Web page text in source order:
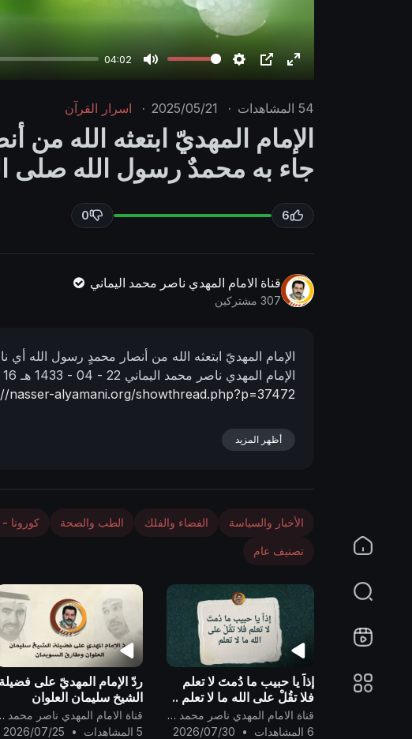
04:02
M
e
S
t
n
P
E
e
r
f
u
l
c
r
e
n
54 المشاهدات ·
2025/05/21
· اسرار القرآن
الإمام المهديّ ابتعثه الله
جاء به محمدٌ رسول الله صلى
6
0
قناة الامام المهدي ناصر محمد اليماني
307 مشتركين
الإمام المهديّ ابتعثه الله من أنصار محمدٍ رسول الله
الإمام المهدي ناصر محمد اليماني 22 - 04 - 1433 هـ 16 - 03 - 2012 مـ
nasser-alyamani.org/showthread.php?p=37472
أظهر المزيد
الأخبار والسياسة الفضاء والفلك الطب والصحة كورونا -
تصنيف عام
إذاً يا حبيب ما دُمتَ لا تعلم
فلا تقُلْ على الله ما لا تعلم ..
قناة الامام المهدي ناصر محمد اليماني
6 المشاهدات
•
2026/07/30
ردّ الإمام المهديّ على فضيلة
الشيخ سليمان العلوان
وطارق السويدان ..
قناة الامام
5 المشاهدات
•
2026/07/25